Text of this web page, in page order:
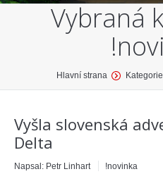
Přihlášení
Profil
O projektu
Katalog
Vybraná
You are here:Hlavní strana
Vyšla slovenská
Delta
Napsal: Petr Linhart !novinka